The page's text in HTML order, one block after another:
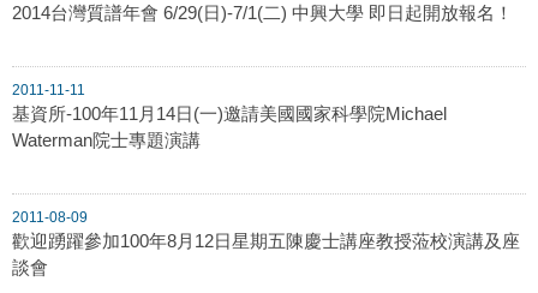
2014台灣質譜年會 6/29(日)-7/1(二) 中興大學 即日起開放報名！
2011-11-11
基資所-100年11月14日(一)邀請美國國家科學院Michael
Waterman院士專題演講
2011-08-09
歡迎踴躍參加100年8月12日星期五陳慶士講座教授蒞校演講及座
談會